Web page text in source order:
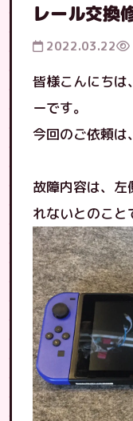
レール交換
2022.03.22
皆様こんにちは
ーです。
今回のご依頼は
故障内容は、左
れないとのこと